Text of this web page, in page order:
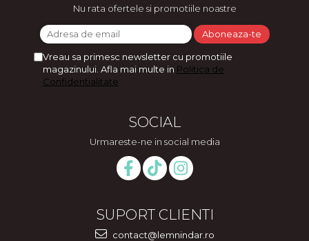
Nu rata ofertele si promotiile noastre
Vreau sa primesc newsletter cu promotiile
magazinului. Afla mai multe in Politica de
Confidentialitate
SOCIAL
Urmareste-ne in social media
SUPORT CLIENTI
contact@lemnindar.ro